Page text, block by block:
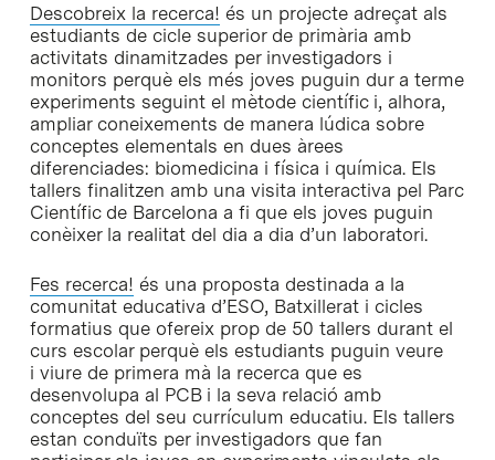
Descobreix la recerca! és un projecte adreçat als
estudiants de cicle superior de primària amb
activitats dinamitzades per investigadors i
monitors perquè els més joves puguin dur a terme
experiments seguint el mètode científic i, alhora,
ampliar coneixements de manera lúdica sobre
conceptes elementals en dues àrees
diferenciades: biomedicina i física i química. Els
tallers finalitzen amb una visita interactiva pel Parc
Científic de Barcelona a fi que els joves puguin
conèixer la realitat del dia a dia d’un laboratori.
Fes recerca! és una proposta destinada a la
comunitat educativa d’ESO, Batxillerat i cicles
formatius que ofereix prop de 50 tallers durant el
curs escolar perquè els estudiants puguin veure
i viure de primera mà la recerca que es
desenvolupa al PCB i la seva relació amb
conceptes del seu currículum educatiu. Els tallers
estan conduïts per investigadors que fan